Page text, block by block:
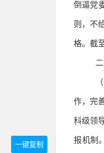
倒逼党
则，不
格。截
作，完
科级领
报机制
一键复制